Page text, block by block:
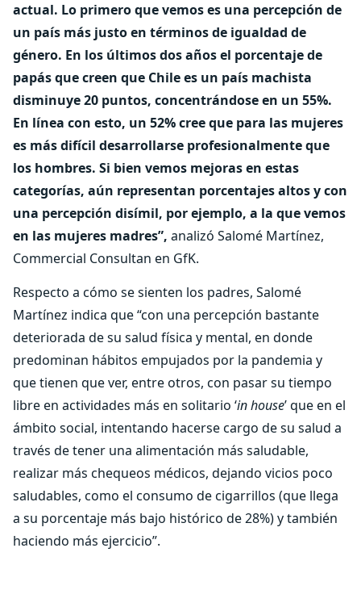
actual. Lo primero que vemos es una percepción de
un país más justo en términos de igualdad de
género. En los últimos dos años el porcentaje de
papás que creen que Chile es un país machista
disminuye 20 puntos, concentrándose en un 55%.
En línea con esto, un 52% cree que para las mujeres
es más difícil desarrollarse profesionalmente que
los hombres. Si bien vemos mejoras en estas
categorías, aún representan porcentajes altos y con
una percepción disímil, por ejemplo, a la que vemos
en las mujeres madres”, analizó Salomé Martínez,
Commercial Consultan en GfK.
Respecto a cómo se sienten los padres, Salomé
Martínez indica que “con una percepción bastante
deteriorada de su salud física y mental, en donde
predominan hábitos empujados por la pandemia y
que tienen que ver, entre otros, con pasar su tiempo
libre en actividades más en solitario ‘in house’ que en el
ámbito social, intentando hacerse cargo de su salud a
través de tener una alimentación más saludable,
realizar más chequeos médicos, dejando vicios poco
saludables, como el consumo de cigarrillos (que llega
a su porcentaje más bajo histórico de 28%) y también
haciendo más ejercicio”.